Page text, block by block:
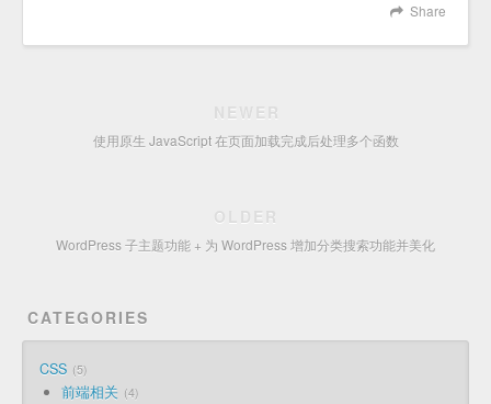
Share
NEWER
使用原生 JavaScript 在页面加载完成后处理多个函数
OLDER
WordPress 子主题功能 + 为 WordPress 增加分类搜索功能并美化
CATEGORIES
CSS 5
前端相关 4